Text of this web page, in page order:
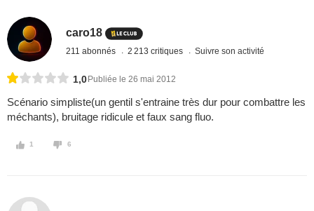
caro18
211 abonnés 2 213 critiques Suivre son activité
1,0 Publiée le 26 mai 2012
Scénario simpliste(un gentil s'entraine très dur pour combattre les
méchants), bruitage ridicule et faux sang fluo.
1 6